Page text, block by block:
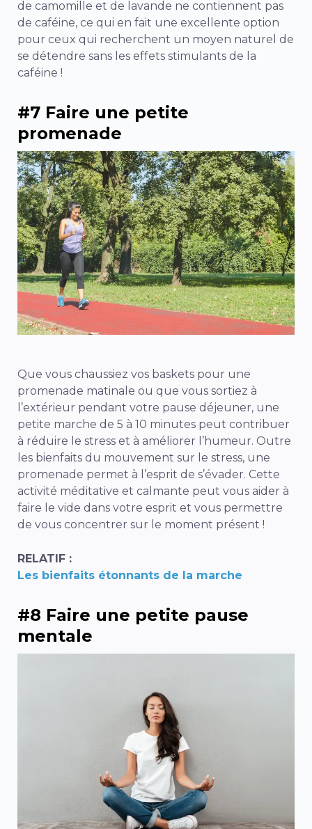
de camomille et de lavande ne contiennent pas
de caféine, ce qui en fait une excellente option
pour ceux qui recherchent un moyen naturel de
se détendre sans les effets stimulants de la
caféine !
#7 Faire une petite
promenade
Que vous chaussiez vos baskets pour une
promenade matinale ou que vous sortiez à
l’extérieur pendant votre pause déjeuner, une
petite marche de 5 à 10 minutes peut contribuer
à réduire le stress et à améliorer l’humeur. Outre
les bienfaits du mouvement sur le stress, une
promenade permet à l’esprit de s’évader. Cette
activité méditative et calmante peut vous aider à
faire le vide dans votre esprit et vous permettre
de vous concentrer sur le moment présent !
RELATIF :
Les bienfaits étonnants de la marche
#8 Faire une petite pause
mentale